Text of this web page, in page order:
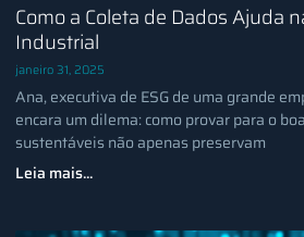
Como a Coleta de Dados Ajuda
Industrial
janeiro 31, 2025
Ana, executiva de ESG de uma grande
encara um dilema: como provar para o
sustentáveis não apenas preservam
Leia mais...